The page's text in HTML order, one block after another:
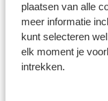
plaatsen van alle
meer informatie
kunt selecteren
elk moment je
intrekken.
aansprakelijk
Vaccinatie: